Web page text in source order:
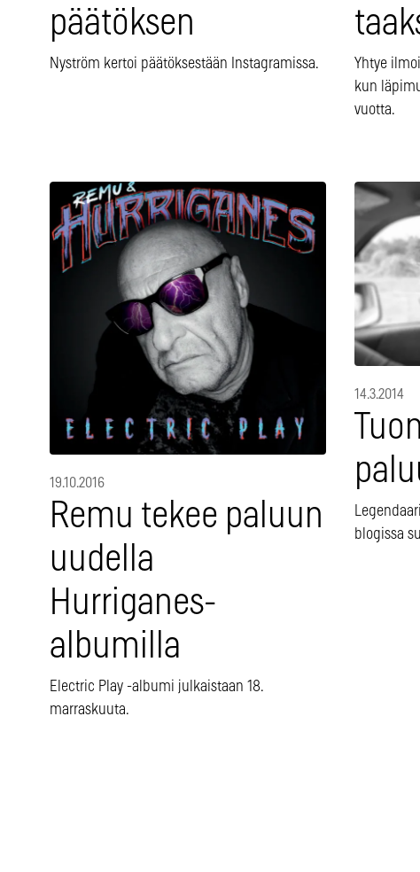
päätöksen
Nyström kertoi päätöksestään Instagramissa.
Yhtye
kun
vuotta.
19.10.2016
Remu tekee paluun
uudella
Hurriganes-
albumilla
Electric Play -albumi julkaistaan 18.
marraskuuta.
14.3.2014
blogissa